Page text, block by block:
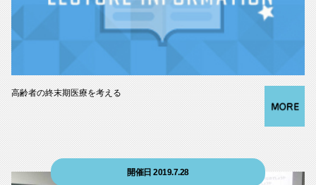
高齢者の終末期医療を考える
開催日 2019.7.28